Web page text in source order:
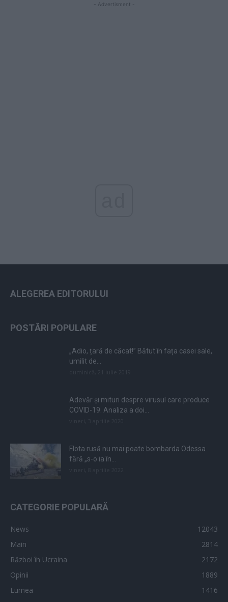
- Advertisment -
ALEGEREA EDITORULUI
POSTĂRI POPULARE
„Adio, țară de căcat!” Bătut în fața casei sale,
umilit de...
Adevăr și mituri despre virusul care produce
COVID-19. Analiza a doi...
Flota rusă nu mai poate bombarda Odessa
fără „s-o ia în...
CATEGORIE POPULARĂ
News
12043
Main
2814
Război în Ucraina
2172
Opinii
1889
Lumea
1416